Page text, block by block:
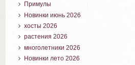
Примулы
Новинки июнь 2026
хосты 2026
растения 2026
многолетники 2026
Новинки лето 2026